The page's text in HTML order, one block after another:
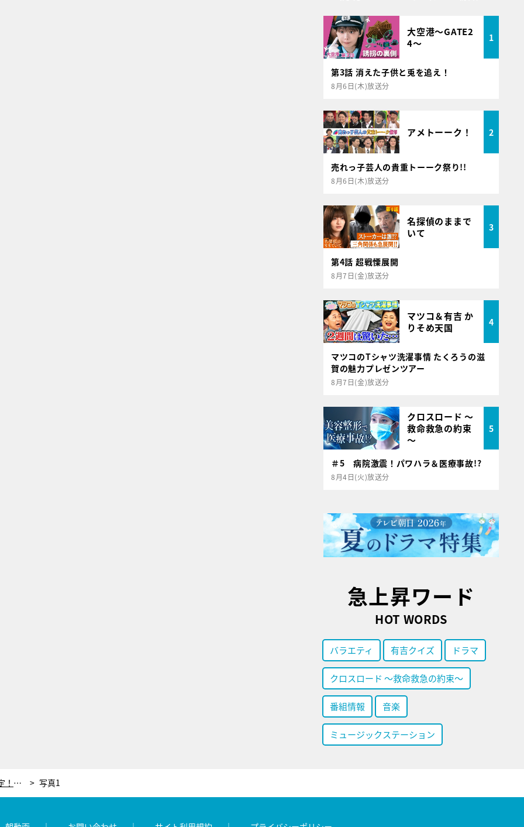
大空港～GATE2
4～
1
第3話 消えた子供と兎を追え！
8月6日(木)放送分
アメトーーク！ 2
売れっ子芸人の貴重トーーク祭り!!
8月6日(木)放送分
名探偵のままで
いて
3
第4話 超戦慄展開
8月7日(金)放送分
マツコ＆有吉 か
りそめ天国
4
マツコのTシャツ洗濯事情 たくろうの滋
賀の魅力プレゼンツアー
8月7日(金)放送分
クロスロード ～
救命救急の約束
～
5
＃5 病院激震！パワハラ＆医療事故!?
8月4日(火)放送分
急上昇ワード
HOT WORDS
バラエティ 有吉クイズ ドラマ
クロスロード ～救命救急の約束～
番組情報 音楽
ミュージックステーション
「テレ朝ドリフェス2025」今年も開催決定！第1弾出演アーティスト6組発表 写真1